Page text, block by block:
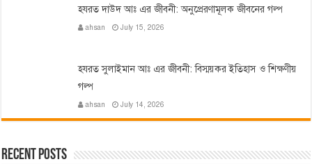
হযরত দাউদ আঃ এর জীবনী: অনুপ্রেরণামূলক জীবনের গল্প
ahsan July 15, 2026
হযরত সুলাইমান আঃ এর জীবনী: বিস্ময়কর ইতিহাস ও শিক্ষণীয়
গল্প
ahsan July 14, 2026
Recent Posts